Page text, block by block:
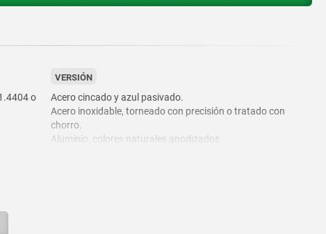
o
VERSIÓN
Acero cincado y azul pasivado.
Acero inoxidable, torneado con precisión o tratado con
chorro.
Aluminio, colores naturales anodizados.